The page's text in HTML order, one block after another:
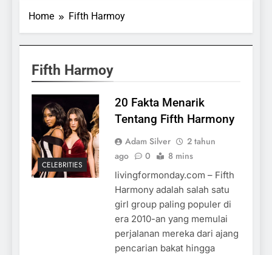
Home Fifth Harmoy
Fifth Harmoy
CELEBRITIES
20 Fakta Menarik
Tentang Fifth Harmony
Adam Silver
2 tahun
ago
0 8 mins
livingformonday.com – Fifth
Harmony adalah salah satu
girl group paling populer di
era 2010-an yang memulai
perjalanan mereka dari ajang
pencarian bakat hingga